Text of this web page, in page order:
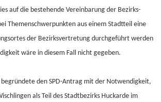
auf die bestehende Vereinbarung der Bezirks-
Themenschwerpunkten aus einem Stadtteil eine
der Bezirksvertretung durchgeführt werden
wäre in diesem Fall nicht gegeben.
begründete den SPD-Antrag mit der Notwendigkeit,
als Teil des Stadtbezirks Huckarde im